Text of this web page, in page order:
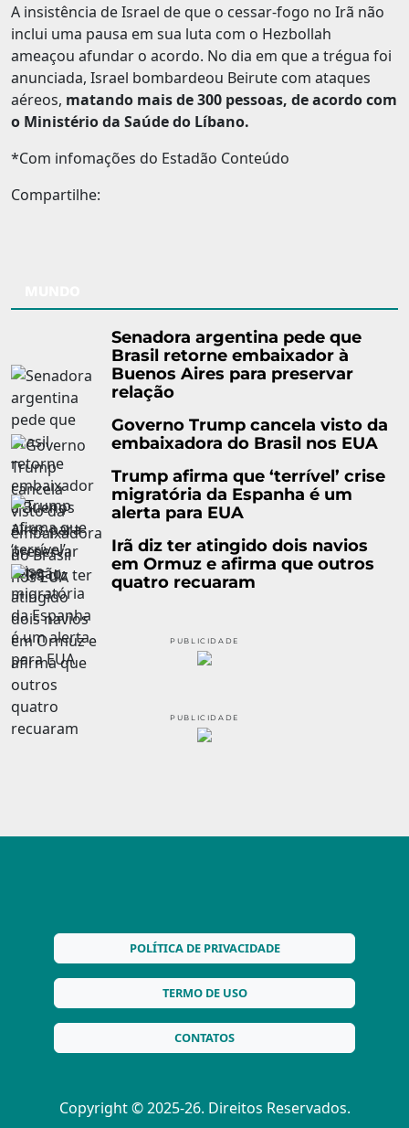
A insistência de Israel de que o cessar-fogo no Irã não
inclui uma pausa em sua luta com o Hezbollah
ameaçou afundar o acordo. No dia em que a trégua foi
anunciada, Israel bombardeou Beirute com ataques
aéreos, matando mais de 300 pessoas, de acordo com
o Ministério da Saúde do Líbano.
*Com infomações do Estadão Conteúdo
Compartilhe:
Senadora argentina pede que
Brasil retorne embaixador à
Buenos Aires para preservar
relação
Governo Trump cancela visto da
embaixadora do Brasil nos EUA
Trump afirma que ‘terrível’ crise
migratória da Espanha é um
alerta para EUA
Irã diz ter atingido dois navios
em Ormuz e afirma que outros
quatro recuaram
PUBLICIDADE
PUBLICIDADE
POLÍTICA DE PRIVACIDADE
TERMO DE USO
CONTATOS
Copyright © 2025-26. Direitos Reservados.